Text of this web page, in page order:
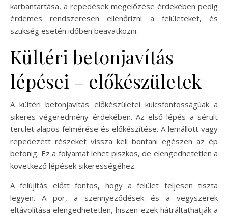
karbantartása, a repedések megelőzése érdekében pedig
érdemes rendszeresen ellenőrizni a felületeket, és
szükség esetén időben beavatkozni.
Kültéri betonjavítás
lépései – előkészületek
A kültéri betonjavítás előkészületei kulcsfontosságúak a
sikeres végeredmény érdekében. Az első lépés a sérült
terület alapos felmérése és előkészítése. A lemállott vagy
repedezett részeket vissza kell bontani egészen az ép
betonig. Ez a folyamat lehet piszkos, de elengedhetetlen a
következő lépések sikerességéhez.
A felújítás előtt fontos, hogy a felület teljesen tiszta
legyen. A por, a szennyeződések és a vegyszerek
eltávolítása elengedhetetlen, hiszen ezek hátráltathatják a